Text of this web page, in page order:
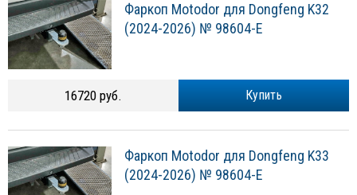
Фаркоп Motodor для Dongfeng K32
(2024-2026) № 98604-E
Купить
16720 руб.
Фаркоп Motodor для Dongfeng K33
(2024-2026) № 98604-E